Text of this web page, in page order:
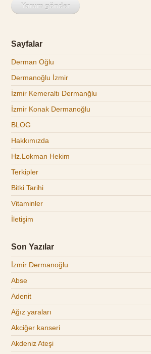
Sayfalar
Derman Oğlu
Dermanoğlu İzmir
İzmir Kemeraltı Dermanğlu
İzmir Konak Dermanoğlu
BLOG
Hakkımızda
Hz.Lokman Hekim
Terkipler
Bitki Tarihi
Vitaminler
İletişim
Son Yazılar
İzmir Dermanoğlu
Abse
Adenit
Ağız yaraları
Akciğer kanseri
Akdeniz Ateşi